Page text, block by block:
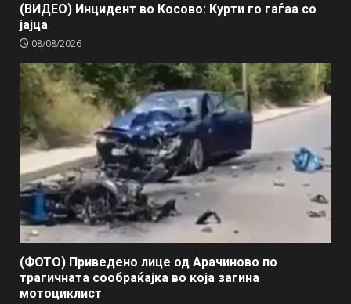
(ВИДЕО) Инцидент во Косово: Курти го гаѓаа со
јајца
08/08/2026
(ФОТО) Приведено лице од Арачиново по
трагичната сообраќајка во која загина
мотоциклист